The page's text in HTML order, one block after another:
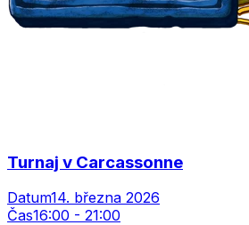
Turnaj v Carcassonne
Datum14. března 2026
Čas16:00 - 21:00